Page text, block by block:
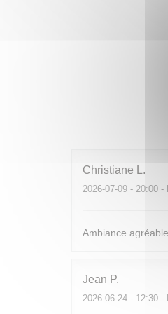
Christiane
2026-07-09 - 20:00 -
Ambiance
Jean P
2026-06-24 - 12:30 -